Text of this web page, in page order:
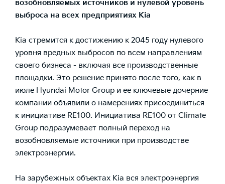
возобновляемых источников и нулевой уровень
выброса на всех предприятиях Kia
Kia стремится к достижению к 2045 году нулевого
уровня вредных выбросов по всем направлениям
своего бизнеса - включая все производственные
площадки. Это решение принято после того, как в
июле Hyundai Motor Group и ее ключевые дочерние
компании объявили о намерениях присоединиться
к инициативе RE100. Инициатива RE100 от Climate
Group подразумевает полный переход на
возобновляемые источники при производстве
электроэнергии.
На зарубежных объектах Kia вся электроэнергия